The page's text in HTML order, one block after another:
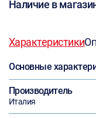
Наличие в
Характеристики
Основные
Производитель
Италия